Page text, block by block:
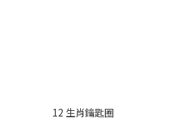
12 生肖鑰匙圈